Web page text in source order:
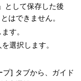
として保存した後
はできません。
す。
選択します。
] タブから、ガイド